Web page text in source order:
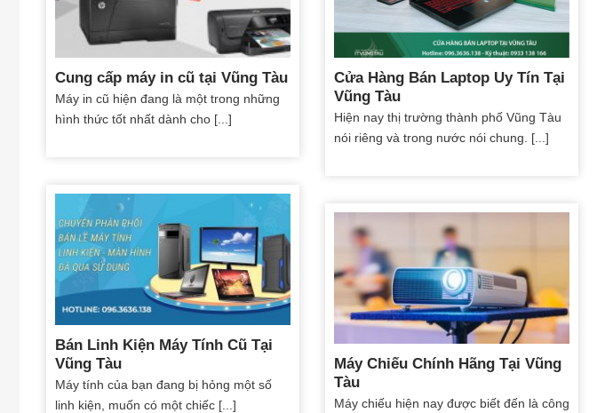
Cung cấp máy in cũ tại Vũng Tàu
Máy in cũ hiện đang là một trong những
hình thức tốt nhất dành cho [...]
Cửa Hàng Bán Laptop Uy Tín Tại
Vũng Tàu
Hiện nay thị trường thành phố Vũng Tàu
nói riêng và trong nước nói chung. [...]
Bán Linh Kiện Máy Tính Cũ Tại
Vũng Tàu
Máy tính của bạn đang bị hỏng một số
linh kiện, muốn có một chiếc [...]
Máy Chiếu Chính Hãng Tại Vũng
Tàu
Máy chiếu hiện nay được biết đến là công